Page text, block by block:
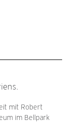
mit Robert
im Bellpark